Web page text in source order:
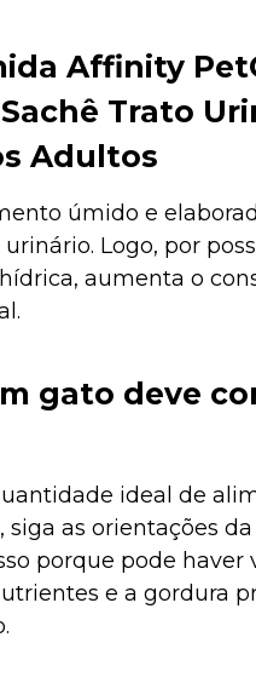
Affinity
Trato
Adultos
úmido e
Logo, por
aumenta o
gato deve
ideal de
siga as orientações da
porque pode haver
e a gordura